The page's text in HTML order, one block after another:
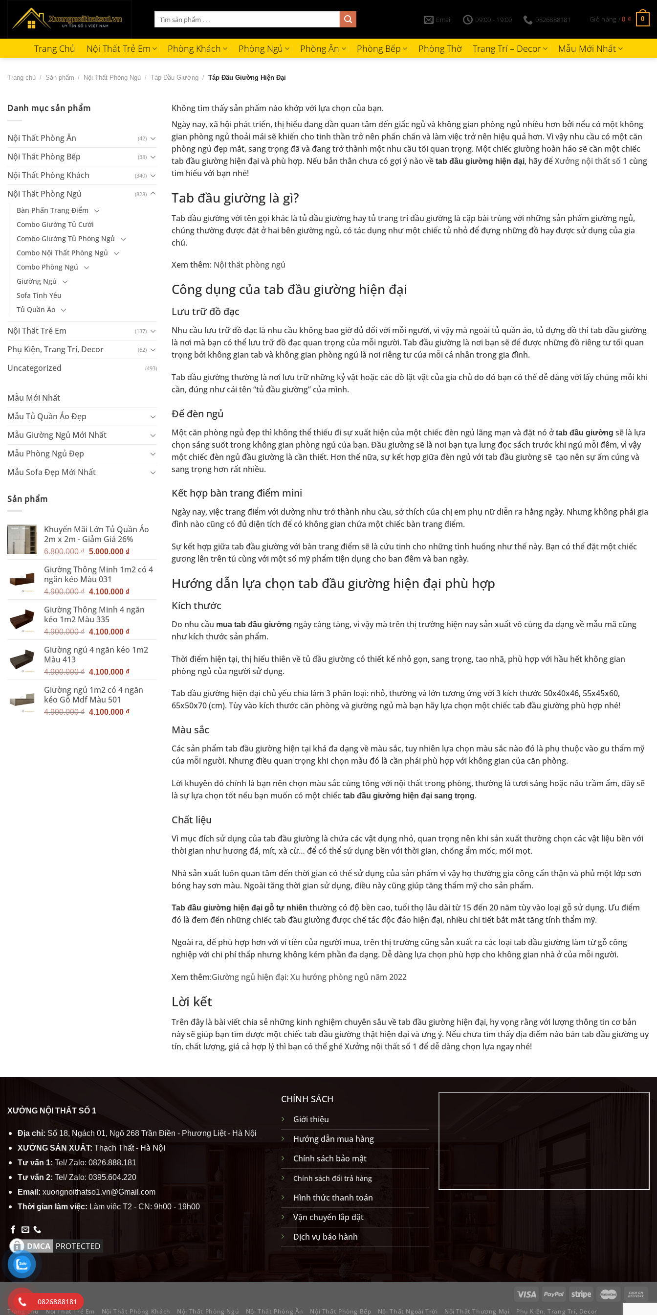
Tìm
kiếm:
Email 09:00 - 19:00 0826888181 Giỏ hàng /0 ₫ 0
Trang Chủ Nội Thất Trẻ Em Phòng Khách Phòng Ngủ Phòng Ăn Phòng Bếp Phòng Thờ Trang Trí – Decor Mẫu Mới Nhất
Trang chủ / Sản phẩm / Nội Thất Phòng Ngủ / Táp Đầu Giường / Táp Đầu Giường Hiện Đại
Danh mục sản phẩm
Nội Thất Phòng Ăn (42)
Nội Thất Phòng Bếp (38)
Nội Thất Phòng Khách (340)
Nội Thất Phòng Ngủ (828)
Bàn Phấn Trang Điểm
Combo Giường Tủ Cưới
Combo Giường Tủ Phòng Ngủ
Combo Nội Thất Phòng Ngủ
Combo Phòng Ngủ
Giường Ngủ
Sofa Tình Yêu
Tủ Quần Áo
Nội Thất Trẻ Em (137)
Phụ Kiện, Trang Trí, Decor (62)
Uncategorized (493)
Mẫu Mới Nhất
Mẫu Tủ Quần Áo Đẹp
Mẫu Giường Ngủ Mới Nhất
Mẫu Phòng Ngủ Đẹp
Mẫu Sofa Đẹp Mới Nhất
Sản phẩm
Khuyến Mãi Lớn Tủ Quần Áo
2m x 2m - Giảm Giá 26%
6.800.000₫ Giá
là:
6.800.000 ₫.
5.000.000 ₫Giá
tại
5.000.000 ₫.
Giường Thông Minh 1m2 có 4
ngăn kéo Màu 031
4.900.000₫ Giá
là:
4.900.000 ₫.
4.100.000 ₫Giá
tại
4.100.000 ₫.
Giường Thông Minh 4 ngăn
kéo 1m2 Màu 335
4.900.000₫ Giá
là:
4.100.000 ₫Giá
tại
4.100.000 ₫.
Giường ngủ 4 ngăn kéo 1m2
Màu 413
4.900.000₫ Giá
là:
4.900.000 ₫.
4.100.000 ₫Giá
tại
4.100.000 ₫.
Giường ngủ 1m2 có 4 ngăn
kéo Gỗ Mdf Màu 501
4.900.000₫ Giá
4.100.000 ₫Giá
4.100.000 ₫.
Không tìm thấy sản phẩm nào khớp với lựa chọn của bạn.
Ngày nay, xã hội phát triển, thị hiếu đang dần quan tâm đến giấc ngủ và không gian phòng ngủ nhiều hơn bởi nếu có một không
gian phòng ngủ thoải mái sẽ khiến cho tinh thần trở nên phấn chấn và làm việc trở nên hiệu quả hơn. Vì vậy nhu cầu có một căn
phòng ngủ đẹp mắt, sang trọng đã và đang trở thành một nhu cầu tối quan trọng. Một chiếc giường hoàn hảo sẽ cần một chiếc
tab đầu giường hiện đại và phù hợp. Nếu bản thân chưa có gợi ý nào về tab đầu giường hiện đại, hãy đểXưởng nội thất số 1 cùng
tìm hiểu với bạn nhé!
Tab đầu giường là gì?
Tab đầu giường với tên gọi khác là tủ đầu giường hay tủ trang trí đầu giường là cặp bài trùng với những sản phẩm giường ngủ,
chúng thường được đặt ở hai bên giường ngủ, có tác dụng như một chiếc tủ nhỏ để đựng những đồ hay được sử dụng của gia
chủ.
Xem thêm: Nội thất phòng ngủ
Công dụng của tab đầu giường hiện đại
Lưu trữ đồ đạc
Nhu cầu lưu trữ đồ đạc là nhu cầu không bao giờ đủ đối với mỗi người, vì vậy mà ngoài tủ quần áo, tủ đựng đồ thì tab đầu giường
là nơi mà bạn có thể lưu trữ đồ đạc quan trọng của mỗi người. Tab đầu giường là nơi bạn sẽ để được những đồ riêng tư tối quan
trọng bởi không gian tab và không gian phòng ngủ là nơi riêng tư của mỗi cá nhân trong gia đình.
Tab đầu giường thường là nơi lưu trữ những kỷ vật hoặc các đồ lặt vặt của gia chủ do đó bạn có thể dễ dàng với lấy chúng mỗi khi
cần, đúng như cái tên “tủ đầu giường” của mình.
Để đèn ngủ
Một căn phòng ngủ đẹp thì không thể thiếu đi sự xuất hiện của một chiếc đèn ngủ lãng mạn và đặt nó ởtab đầu giường sẽ là lựa
chọn sáng suốt trong không gian phòng ngủ của bạn. Đầu giường sẽ là nơi bạn tựa lưng đọc sách trước khi ngủ mỗi đêm, vì vậy
một chiếc đèn ngủ đầu giường là cần thiết. Hơn thế nữa, sự kết hợp giữa đèn ngủ với tab đầu giường sẽ tạo nên sự ấm cúng và
sang trọng hơn rất nhiều.
Kết hợp bàn trang điểm mini
Ngày nay, việc trang điểm với dường như trở thành nhu cầu, sở thích của chị em phụ nữ diễn ra hằng ngày. Nhưng không phải gia
đình nào cũng có đủ diện tích để có không gian chứa một chiếc bàn trang điểm.
Sự kết hợp giữa tab đầu giường với bàn trang điểm sẽ là cứu tinh cho những tình huống như thế này. Bạn có thể đặt một chiếc
gương lên trên tủ cùng với một số mỹ phẩm tiện dụng cho ban đêm và ban ngày.
Hướng dẫn lựa chọn tab đầu giường hiện đại phù hợp
Kích thước
Do nhu cầu mua tab đầu giường ngày càng tăng, vì vậy mà trên thị trường hiện nay sản xuất vô cùng đa dạng về mẫu mã cũng
như kích thước sản phẩm.
Thời điểm hiện tại, thị hiếu thiên về tủ đầu giường có thiết kế nhỏ gọn, sang trọng, tao nhã, phù hợp với hầu hết không gian
phòng ngủ của người sử dụng.
Tab đầu giường hiện đại chủ yếu chia làm 3 phân loại: nhỏ, thường và lớn tương ứng với 3 kích thước 50x40x46, 55x45x60,
65x50x70 (cm). Tùy vào kích thước căn phòng và giường ngủ mà bạn hãy lựa chọn một chiếc tab đầu giường phù hợp nhé!
Màu sắc
Các sản phẩm tab đầu giường hiện tại khá đa dạng về màu sắc, tuy nhiên lựa chọn màu sắc nào đó là phụ thuộc vào gu thẩm mỹ
của mỗi người. Nhưng điều quan trọng khi chọn màu đó là cần phải phù hợp với không gian của căn phòng.
Lời khuyên đó chính là bạn nên chọn màu sắc cùng tông với nội thất trong phòng, thường là tươi sáng hoặc nâu trầm ấm, đây sẽ
là sự lựa chọn tốt nếu bạn muốn có một chiếc tab đầu giường hiện đại sang trọng.
Chất liệu
Vì mục đích sử dụng của tab đầu giường là chứa các vật dụng nhỏ, quan trọng nên khi sản xuất thường chọn các vật liệu bền với
thời gian như hương đá, mít, xà cừ… để có thể sử dụng bền với thời gian, chống ẩm mốc, mối mọt.
Nhà sản xuất luôn quan tâm đến thời gian có thể sử dụng của sản phẩm vì vậy họ thường gia công cẩn thận và phủ một lớp sơn
bóng hay sơn màu. Ngoài tăng thời gian sử dụng, điều này cũng giúp tăng thẩm mỹ cho sản phẩm.
Tab đầu giường hiện đại gỗ tự nhiên thường có độ bền cao, tuổi thọ lâu dài từ 15 đến 20 năm tùy vào loại gỗ sử dụng. Ưu điểm
đó là đem đến những chiếc tab đầu giường được chế tác độc đáo hiện đại, nhiều chi tiết bắt mắt tăng tính thẩm mỹ.
Ngoài ra, để phù hợp hơn với ví tiền của người mua, trên thị trường cũng sản xuất ra các loại tab đầu giường làm từ gỗ công
nghiệp với chi phí thấp nhưng không kém phần đa dạng. Dễ dàng lựa chọn phù hợp cho không gian nhà ở của mỗi người.
Xem thêm:Giường ngủ hiện đại: Xu hướng phòng ngủ năm 2022
Lời kết
Trên đây là bài viết chia sẻ những kinh nghiệm chuyên sâu về tab đầu giường hiện đại, hy vọng rằng với lượng thông tin cơ bản
này sẽ giúp bạn tìm được một chiếc tab đầu giường thật hiện đại và ưng ý. Nếu chưa tìm thấy địa điểm nào bán tab đầu giường uy
tín, chất lượng, giá cả hợp lý thì bạn có thể ghé Xưởng nội thất số 1 để dễ dàng chọn lựa ngay nhé!
XƯỞNG NỘI THẤT SỐ 1
Địa chỉ: Số 18, Ngách 01, Ngõ 268 Trần Điền - Phương Liệt - Hà Nội
XƯỞNG SẢN XUẤT: Thạch Thất -Hà Nội
Tư vấn 1: Tel/ Zalo: 0826.888.181
Tư vấn 2: Tel/ Zalo: 0395.604.220
Email: xuongnoithatso1.vn@Gmail.com
Thời gian làm việc: Làm việc T2 - CN: 9h00 - 19h00
CHÍNH SÁCH
Giới thiệu
Hướng dẫn mua hàng
Chính sách bảo mật
Chính sách đổi trả hàng
Hình thức thanh toán
Vận chuyển lắp đặt
Dịch vụ bảo hành
Trang chủ Nội Thất Trẻ Em Nội Thất Phòng Khách Nội Thất Phòng Ngủ Nội Thất Phòng Ăn Nội Thất Phòng Bếp Nội Thất Ngoài Trời Nội Thất Thương Mại Phụ Kiện, Trang Trí, Decor
0826888181